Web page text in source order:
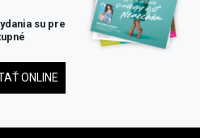
su pre
ONLINE